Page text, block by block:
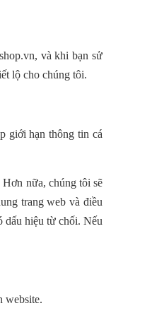
.vn, và khi bạn sử
lộ cho chúng tôi.
giới hạn thông tin cá
nữa, chúng tôi sẽ
trang web và điều
dấu hiệu từ chối. Nếu
website.